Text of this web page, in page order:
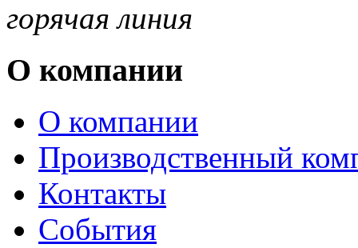
горячая линия
О компании
О компании
Производственный
Контакты
События